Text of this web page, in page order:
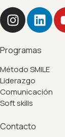
Programas
Método SMILE
Liderazgo
Comunicación
Soft skills
Contacto